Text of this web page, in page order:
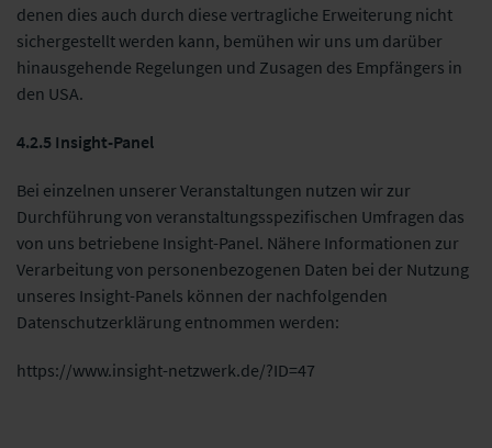
denen dies auch durch diese vertragliche Erweiterung nicht
sichergestellt werden kann, bemühen wir uns um darüber
hinausgehende Regelungen und Zusagen des Empfängers in
den USA.
4.2.5 Insight-Panel
Bei einzelnen unserer Veranstaltungen nutzen wir zur
Durchführung von veranstaltungsspezifischen Umfragen das
von uns betriebene Insight-Panel. Nähere Informationen zur
Verarbeitung von personenbezogenen Daten bei der Nutzung
unseres Insight-Panels können der nachfolgenden
Datenschutzerklärung entnommen werden:
https://www.insight-netzwerk.de/?ID=47